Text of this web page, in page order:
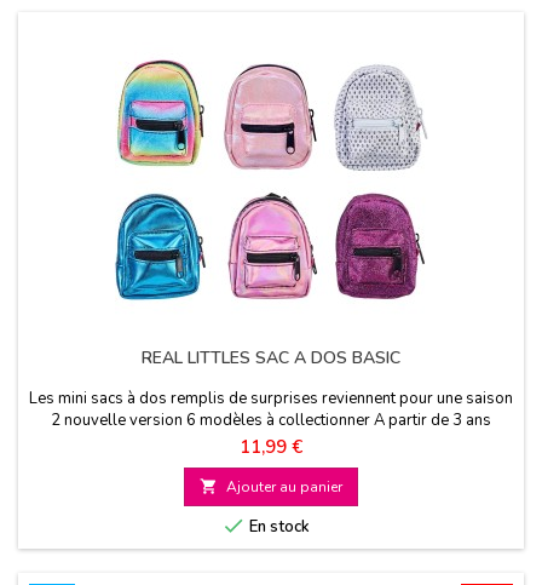
REAL LITTLES SAC A DOS BASIC
Les mini sacs à dos remplis de surprises reviennent pour une saison
2 nouvelle version 6 modèles à collectionner A partir de 3 ans
Prix
11,99 €
 Ajouter au panier
 En stock